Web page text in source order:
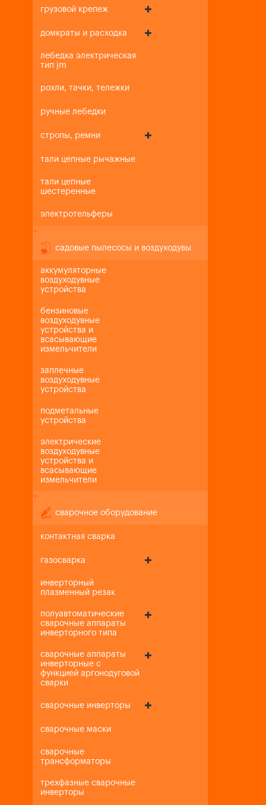
грузовой крепеж
домкраты и расходка
лебедка электрическая
тип jm
рохли, тачки, тележки
ручные лебедки
стропы, ремни
тали цепные рычажные
тали цепные
шестеренные
электротельферы
+-
садовые пылесосы и воздуходувы
аккумуляторные
воздуходувные
устройства
бензиновые
воздуходувные
устройства и
всасывающие
измельчители
заплечные
воздуходувные
устройства
подметальные
устройства
электрические
воздуходувные
устройства и
всасывающие
измельчители
+-
сварочное оборудование
контактная сварка
газосварка
инверторный
плазменный резак
полуавтоматические
сварочные аппараты
инверторного типа
сварочные аппараты
инверторные с
функцией аргонодуговой
сварки
сварочные инверторы
сварочные маски
сварочные
трансформаторы
трехфазные сварочные
инверторы